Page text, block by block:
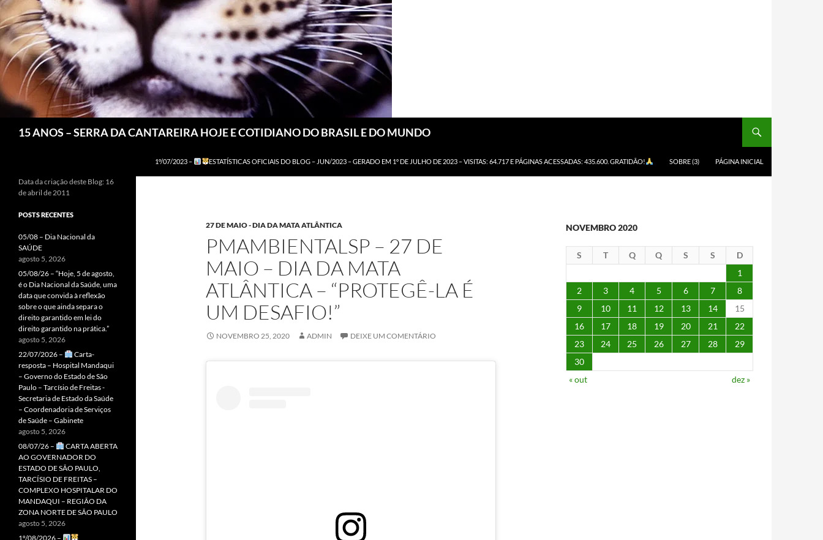
15 ANOS – SERRA DA CANTAREIRA HOJE E COTIDIANO DO BRASIL E DO MUNDO
1º/07/2023 – ESTATÍSTICAS OFICIAIS DO BLOG – JUN/2023 – GERADO EM 1º DE JULHO DE 2023 – VISITAS: 64.717 E PÁGINAS ACESSADAS: 435.600. GRATIDÃO! SOBRE (3) PÁGINA INICIAL
27 DE MAIO - DIA DA MATA ATLÂNTICA
PMAMBIENTALSP – 27 DE
MAIO – DIA DA MATA
ATLÂNTICA – “PROTEGÊ-LA É
UM DESAFIO!”
NOVEMBRO 25, 2020 ADMIN DEIXE UM COMENTÁRIO
NOVEMBRO 2020
S T Q Q S S
D
1
2
3 4 5 6 7
8
9
10 11 12 13 14
15
16
17 18 19 20 21
22
23
24 25 26 27 28
29
30
« out
dez »
Data da criação deste Blog: 16
de abril de 2011
POSTS RECENTES
05/08 – Dia Nacional da
SAÚDE
agosto 5, 2026
05/08/26 – “Hoje, 5 de agosto,
é o Dia Nacional da Saúde, uma
data que convida à reflexão
sobre o que ainda separa o
direito garantido em lei do
direito garantido na prática.”
agosto 5, 2026
22/07/2026 –
Carta-
resposta – Hospital Mandaqui
– Governo do Estado de São
Paulo – Tarcísio de Freitas -
Secretaria de Estado da Saúde
– Coordenadoria de Serviços
de Saúde – Gabinete
agosto 5, 2026
08/07/26 –
CARTA ABERTA
AO GOVERNADOR DO
ESTADO DE SÃO PAULO,
TARCÍSIO DE FREITAS –
COMPLEXO HOSPITALAR DO
MANDAQUI – REGIÃO DA
ZONA NORTE DE SÃO PAULO
agosto 5, 2026
1º/08/2026 –